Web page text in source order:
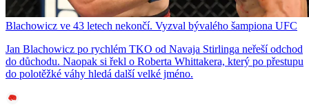
Blachowicz ve 43 letech nekončí. Vyzval bývalého šampiona UFC
Jan Blachowicz po rychlém TKO od Navaja Stirlinga neřeší odchod
do důchodu. Naopak si řekl o Roberta Whittakera, který po přestupu
do polotěžké váhy hledá další velké jméno.